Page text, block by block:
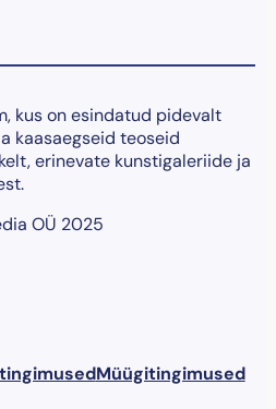
kus on esindatud pidevalt
kaasaegseid teoseid
erinevate kunstigaleriide ja
OÜ 2025
Müügitingimused